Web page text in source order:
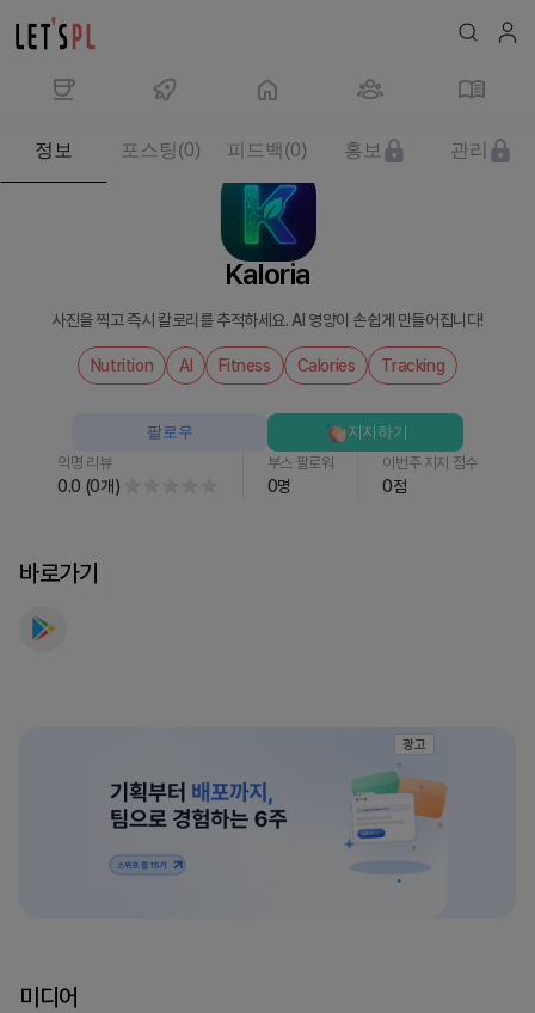
서
Kaloria
사진을 찍고 즉시 칼로리를 추적하세요. AI 영양이 손쉽게 만들어집니다!
Nutrition AI Fitness Calories Tracking
익명 리뷰
0.0 (0개)
부스 팔로워
0명
이번주 지지 점수
0점
팔로우 지지하기
정보 포스팅(0) 피드백 (0) 홍보 관리
바로가기
광고
미디어